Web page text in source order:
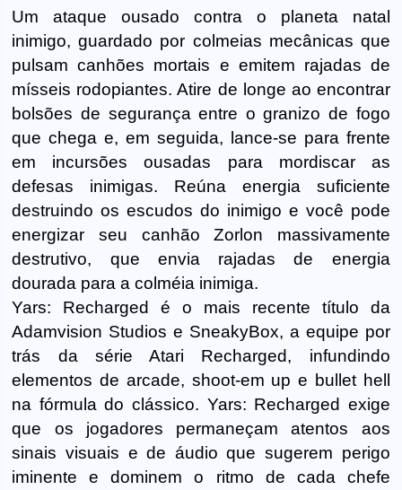
Um ataque ousado contra o planeta natal
inimigo, guardado por colmeias mecânicas que
pulsam canhões mortais e emitem rajadas de
mísseis rodopiantes. Atire de longe ao encontrar
bolsões de segurança entre o granizo de fogo
que chega e, em seguida, lance-se para frente
em incursões ousadas para mordiscar as
defesas inimigas. Reúna energia suficiente
destruindo os escudos do inimigo e você pode
energizar seu canhão Zorlon massivamente
destrutivo, que envia rajadas de energia
dourada para a colméia inimiga.
Yars: Recharged é o mais recente título da
Adamvision Studios e SneakyBox, a equipe por
trás da série Atari Recharged, infundindo
elementos de arcade, shoot-em up e bullet hell
na fórmula do clássico. Yars: Recharged exige
que os jogadores permaneçam atentos aos
sinais visuais e de áudio que sugerem perigo
iminente e dominem o ritmo de cada chefe